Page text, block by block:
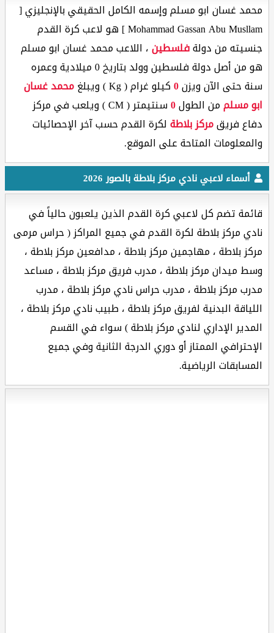
محمد غسان ابو مسلم وإسمه الكامل الحقيقي بالإنجليزي [
Mohammad Gassan Abu Musllam ] هو لاعب كرة القدم
جنسيته من دولةفلسطين، اللاعب محمد غسان ابو مسلم
هو من أصل دولة فلسطين وولد بتاريخ 0 ميلادية وعمره
سنة حتى الآن ويزن0كيلو غرام ( Kg ) ويبلغ
محمد غسان
ابو مسلممن الطول0
سنتيمتر ( CM ) ويلعب في مركز
دفاع فريقمركز بلاطةلكرة القدم حسب آخر الإحصائيات
والمعلومات المتاحة على الموقع.
أسماء لاعبي نادي مركز بلاطة بالصور 2026
قائمة تضم كل لاعبي كرة القدم الذين يلعبون حالياً في
نادي مركز بلاطة لكرة القدم في جميع المراكز ( حراس مرمى
مركز بلاطة ، مهاجمين مركز بلاطة ، مدافعين مركز بلاطة ،
وسط ميدان مركز بلاطة ، مدرب فريق مركز بلاطة ، مساعد
مدرب مركز بلاطة ، مدرب حراس نادي مركز بلاطة ، مدرب
اللياقة البدنية لفريق مركز بلاطة ، طبيب نادي مركز بلاطة ،
المدير الإداري لنادي مركز بلاطة ) سواء في القسم
الإحترافي الممتاز أو دوري الدرجة الثانية وفي جميع
المسابقات الرياضية.